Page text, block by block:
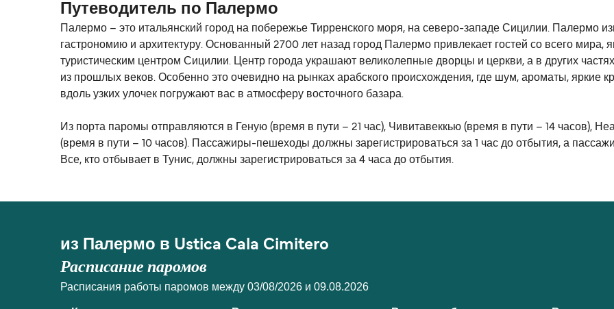
Путеводитель по Палермо
Палермо – это итальянский город на побережье Тирренского моря, на северо-западе Сицилии. Палермо
гастрономию и архитектуру. Основанный 2700 лет назад город Палермо привлекает гостей со всего мира,
туристическим центром Сицилии. Центр города украшают великолепные дворцы и церкви, а в других
из прошлых веков. Особенно это очевидно на рынках арабского происхождения, где шум, ароматы, яркие
вдоль узких улочек погружают вас в атмосферу восточного базара.
Из порта паромы отправляются в Геную (время в пути – 21 час), Чивитавеккью (время в пути – 14 часов),
(время в пути – 10 часов). Пассажиры-пешеходы должны зарегистрироваться за 1 час до отбытия, а
Все, кто отбывает в Тунис, должны зарегистрироваться за 4 часа до отбытия.
из Палермо в Ustica Cala Cimitero
Расписание паромов
Расписания работы паромов между 03/08/2026 и 09.08.2026